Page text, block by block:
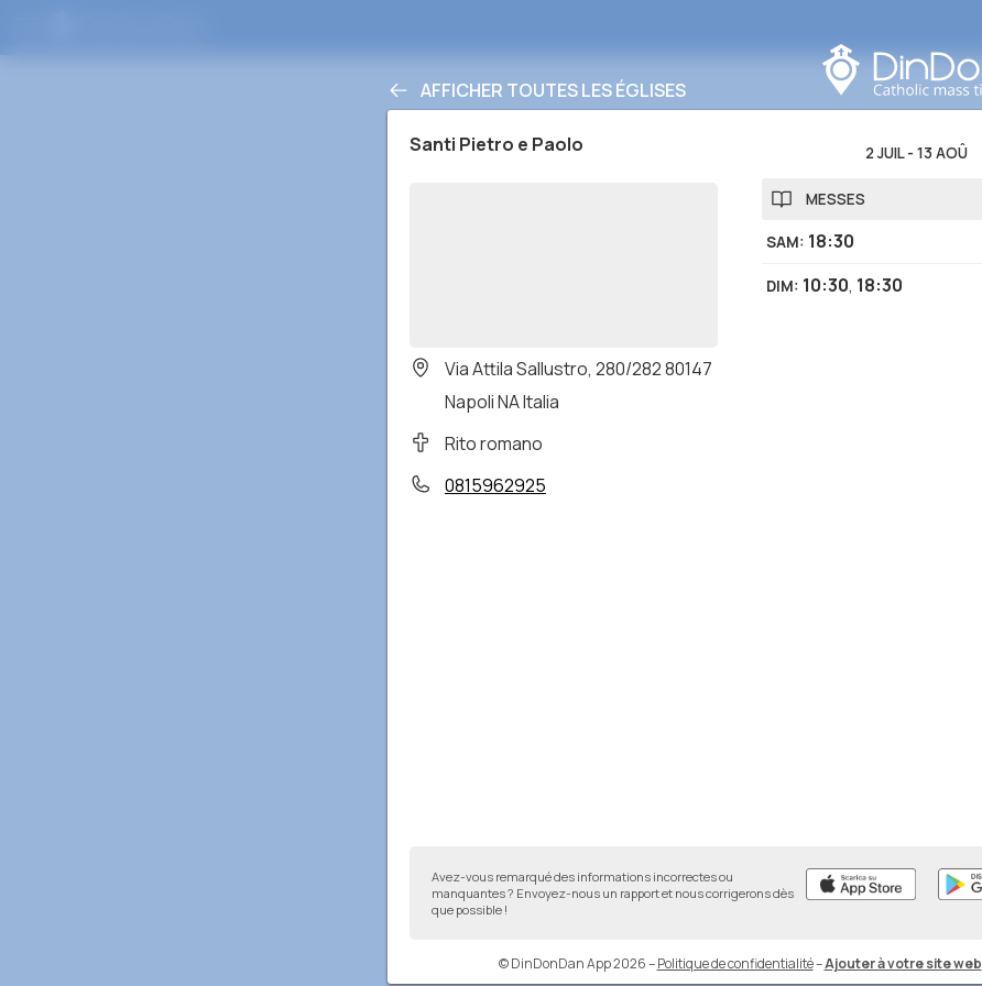
AFFICHER TOUTES LES ÉGLISES
Santi Pietro e Paolo
Via Attila Sallustro, 280/282 80147
Napoli NA Italia
Rito romano
0815962925
2 JUIL- 13 AOÛ
MESSES
SAM: 18:30
DIM: 10:30, 18:30
Avez-vous remarqué des informations incorrectes ou
manquantes ? Envoyez-nous un rapport et nous corrigerons dès
que possible !
© DinDonDan App 2026– Politique de confidentialité–Ajouter à votre site web